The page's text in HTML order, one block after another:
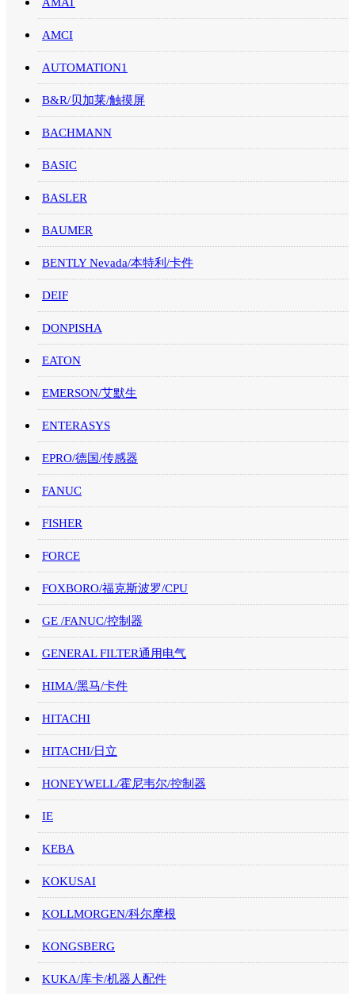
AMCI
AUTOMATION1
B&R/贝加莱/触摸屏
BACHMANN
BASIC
BASLER
BAUMER
BENTLY Nevada/本特利/卡件
DEIF
DONPISHA
EATON
EMERSON/艾默生
ENTERASYS
EPRO/德国/传感器
FANUC
FISHER
FORCE
FOXBORO/福克斯波罗/CPU
GE /FANUC/控制器
GENERAL FILTER通用电气
HIMA/黑马/卡件
HITACHI
HITACHI/日立
HONEYWELL/霍尼韦尔/控制器
IE
KEBA
KOKUSAI
KOLLMORGEN/科尔摩根
KONGSBERG
KUKA/库卡/机器人配件